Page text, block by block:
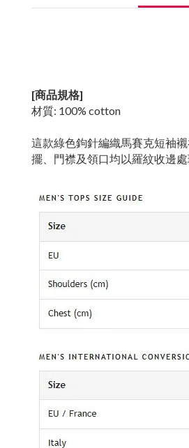
[商品規格]
材質: 100% cotton
這款綠色鉤針編織馬賽克短袖
擺、門襟及領口均以羅紋收邊